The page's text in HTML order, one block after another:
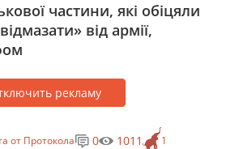
частини, які обіцяли
від армії,
рекламу
от Протокола 1
0 1011